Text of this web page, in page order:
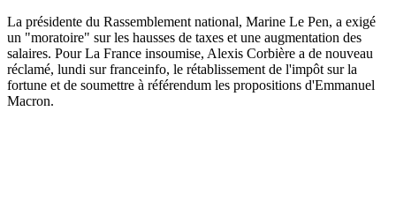
La présidente du Rassemblement national, Marine Le Pen, a exigé
un "moratoire" sur les hausses de taxes et une augmentation des
salaires. Pour La France insoumise, Alexis Corbière a de nouveau
réclamé, lundi sur franceinfo, le rétablissement de l'impôt sur la
fortune et de soumettre à référendum les propositions d'Emmanuel
Macron.